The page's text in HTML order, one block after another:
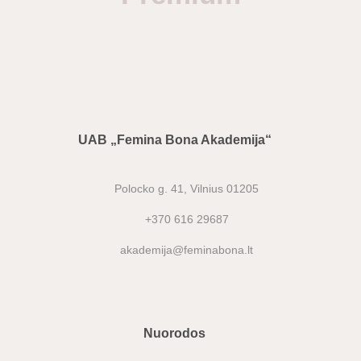
UAB „Femina Bona Akademija“
Polocko g. 41, Vilnius 01205
+370 616 29687
akademija@feminabona.lt
Nuorodos